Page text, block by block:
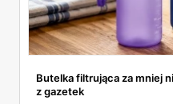
Butelka filtrująca za mniej
z gazetek